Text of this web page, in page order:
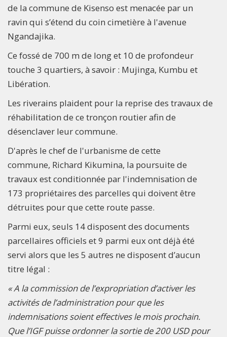
de la commune de Kisenso est menacée par un
ravin qui s’étend du coin cimetière à l'avenue
Ngandajika.
Ce fossé de 700 m de long et 10 de profondeur
touche 3 quartiers, à savoir : Mujinga, Kumbu et
Libération.
Les riverains plaident pour la reprise des travaux de
réhabilitation de ce tronçon routier afin de
désenclaver leur commune.
D'après le chef de l'urbanisme de cette
commune, Richard Kikumina, la poursuite de
travaux est conditionnée par l'indemnisation de
173 propriétaires des parcelles qui doivent être
détruites pour que cette route passe.
Parmi eux, seuls 14 disposent des documents
parcellaires officiels et 9 parmi eux ont déjà été
servi alors que les 5 autres ne disposent d’aucun
titre légal :
« A la commission de l’expropriation d’activer les
activités de l’administration pour que les
indemnisations soient effectives le mois prochain.
Que l’IGF puisse ordonner la sortie de 200 USD pour